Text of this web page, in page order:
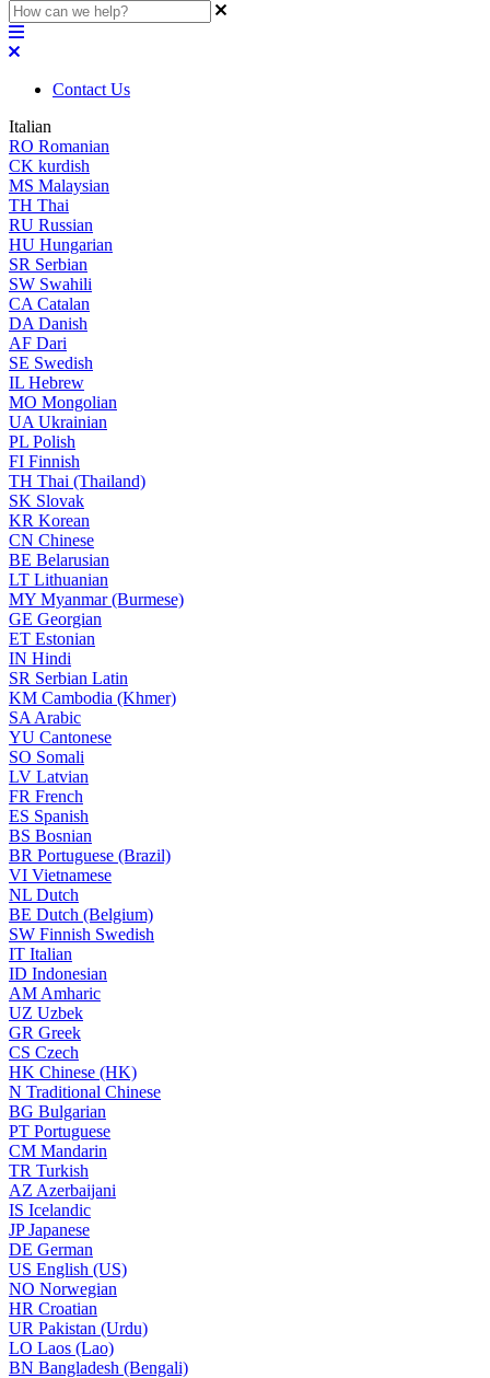
Contact Us
Italian
RO Romanian
CK kurdish
MS Malaysian
TH Thai
RU Russian
HU Hungarian
SR Serbian
SW Swahili
CA Catalan
DA Danish
AF Dari
SE Swedish
IL Hebrew
MO Mongolian
UA Ukrainian
PL Polish
FI Finnish
TH Thai (Thailand)
SK Slovak
KR Korean
CN Chinese
BE Belarusian
LT Lithuanian
MY Myanmar (Burmese)
GE Georgian
ET Estonian
IN Hindi
SR Serbian Latin
KM Cambodia (Khmer)
SA Arabic
YU Cantonese
SO Somali
LV Latvian
FR French
ES Spanish
BS Bosnian
BR Portuguese (Brazil)
VI Vietnamese
NL Dutch
BE Dutch (Belgium)
SW Finnish Swedish
IT Italian
ID Indonesian
AM Amharic
UZ Uzbek
GR Greek
CS Czech
HK Chinese (HK)
N Traditional Chinese
BG Bulgarian
PT Portuguese
CM Mandarin
TR Turkish
AZ Azerbaijani
IS Icelandic
JPJapanese
DE German
US English (US)
NO Norwegian
HR Croatian
UR Pakistan (Urdu)
LO Laos (Lao)
BN Bangladesh (Bengali)